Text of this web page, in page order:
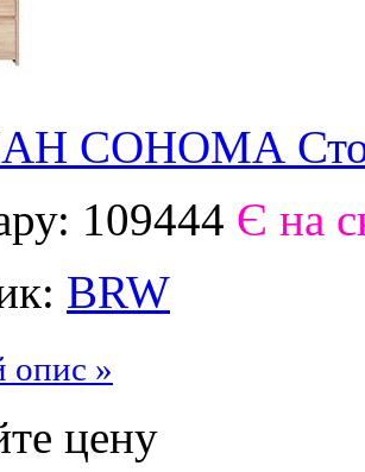
СОНОМА Стол
109444 Є на
BRW
опис »
цену